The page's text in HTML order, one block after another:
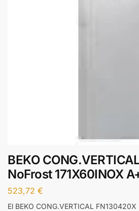
BEKO
NoFrost 171X60INOX
523,72 €
El BEKO CONG.VERTICAL